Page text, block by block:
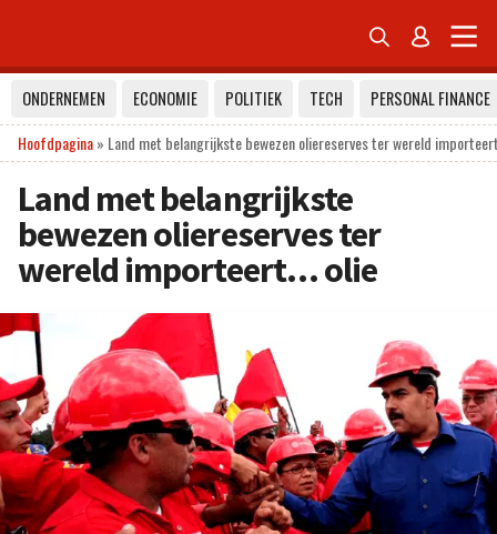
 
ONDERNEMEN ECONOMIE POLITIEK TECH
PERSONAL FINANCE
Hoofdpagina» Land met belangrijkste bewezen oliereserves ter wereld
Land met belangrijkste
bewezen oliereserves ter
wereld importeert… olie